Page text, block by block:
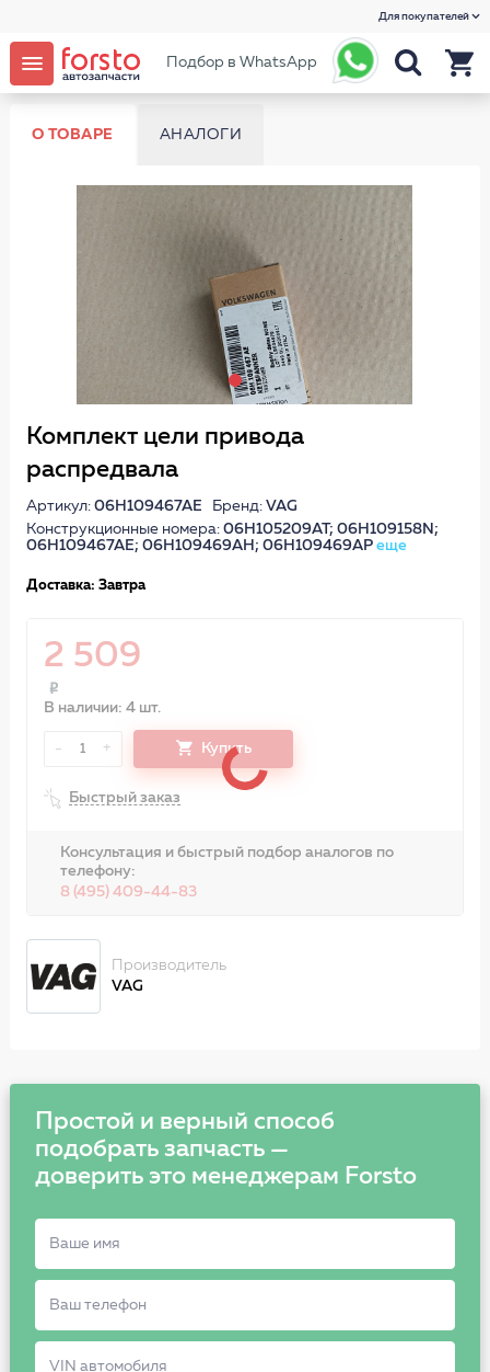
Для покупателей
Подбор в WhatsApp
О ТОВАРЕ АНАЛОГИ
Комплект цели привода
распредвала
Артикул: 06H109467AE Бренд: VAG
Конструкционные номера: 06H105209AT; 06H109158N;
06H109467AE; 06H109469AH; 06H109469AP еще
Доставка: Завтра
2 509
В наличии: 4 шт.
- 1 + Купить
Быстрый заказ
Консультация и быстрый подбор аналогов по
телефону:
8 (495) 409-44-83
Производитель
VAG
Простой и верный способ
подобрать запчасть —
доверить это менеджерам Forsto